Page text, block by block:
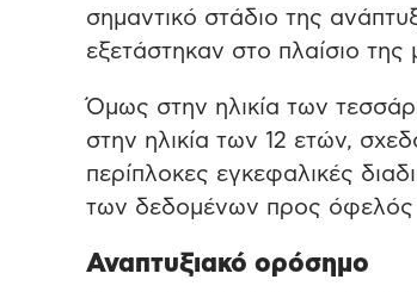
σημαντικό στάδιο της
εξετάστηκαν στο πλαίσιο
Όμως στην ηλικία των
στην ηλικία των 12 ετών,
περίπλοκες εγκεφαλικές
των δεδομένων προς όφελός
Αναπτυξιακό ορόσημο